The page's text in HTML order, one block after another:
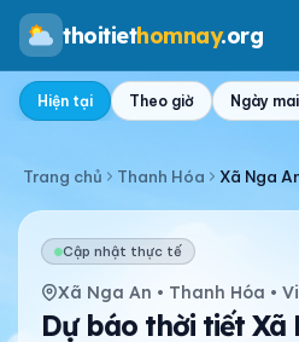
thoitiethomnay.org
Hiện tại Theo giờ Ngày mai
Trang chủ Thanh Hóa Xã Nga
Cập nhật thực tế
Xã Nga An • Thanh Hóa •
Dự báo thời tiết Xã